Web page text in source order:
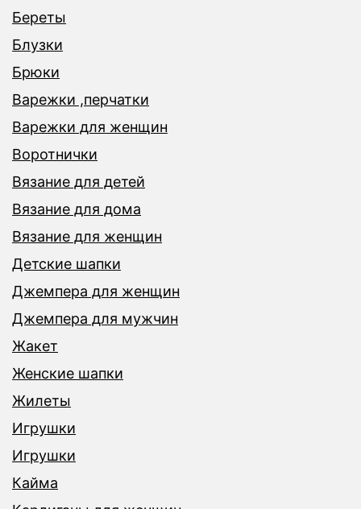
Береты
Блузки
Брюки
Варежки ,перчатки
Варежки для женщин
Воротнички
Вязание для детей
Вязание для дома
Вязание для женщин
Детские шапки
Джемпера для женщин
Джемпера для мужчин
Жакет
Женские шапки
Жилеты
Игрушки
Игрушки
Кайма